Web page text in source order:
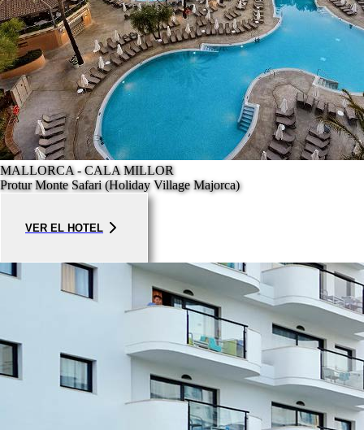
MALLORCA - CALA MILLOR
Protur Monte Safari (Holiday Village Majorca)
VER EL HOTEL